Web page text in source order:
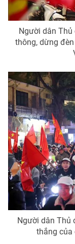
Tổng đài VTV:
Ðiện thoại Thời báo
Email:
Liên hệ quảng cáo:
® Cấm sao chép
thuận bằng văn
Người dân
thông, dừng
Người dân Thủ
thắng của